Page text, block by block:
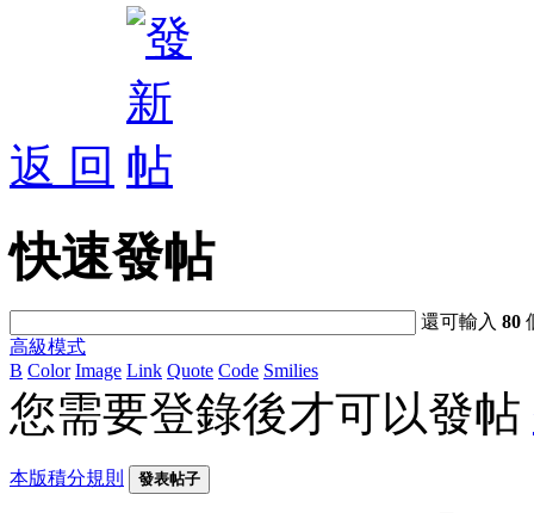
返 回
快速發帖
還可輸入80
高級模式
B Color Image Link Quote Code Smilies
您需要登錄後才可以發帖
本版積分規則 發表帖子